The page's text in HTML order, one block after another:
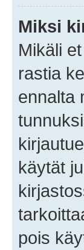
Miksi
Mikäli
rastia
ennalta
käytät
pois